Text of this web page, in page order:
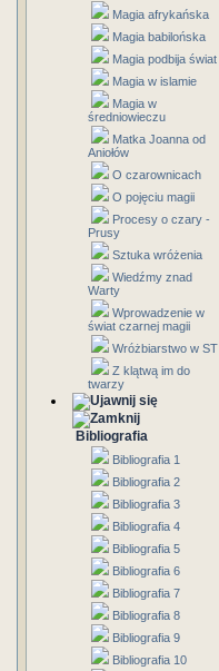
Magia afrykańska
Magia babilońska
Magia podbija świat
Magia w islamie
Magia w
średniowieczu
Matka Joanna od
Aniołów
O czarownicach
O pojęciu magii
Procesy o czary -
Prusy
Sztuka wróżenia
Wiedźmy znad
Warty
Wprowadzenie w
świat czarnej magii
Wróżbiarstwo w ST
Z klątwą im do
twarzy
Bibliografia
Bibliografia 1
Bibliografia 2
Bibliografia 3
Bibliografia 4
Bibliografia 5
Bibliografia 6
Bibliografia 7
Bibliografia 8
Bibliografia 9
Bibliografia 10